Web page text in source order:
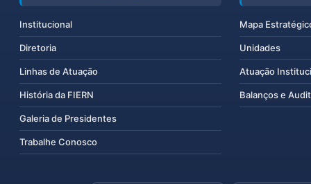
Institucional
Diretoria
Linhas de Atuação
História da FIERN
Galeria de Presidentes
Trabalhe Conosco
Mapa
Unidades
Atuação
Balanços e